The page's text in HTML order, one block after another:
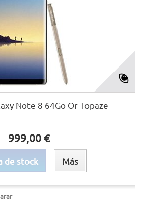
Note 8 64Go Or Topaze
999,00 €
de stock Más